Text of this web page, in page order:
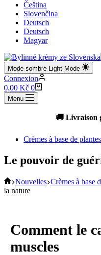
Čeština
Slovenčina
Deutsch
Deutsch
Magyar
Mode sombre Light Mode
Connexion
Panier
d’achat
0,00 Kč 0
Menu
🚚 Livraison gratuite
Crèmes à base de plantes
Le pouvoir de
Accueil
Nouvelles Crèmes à base
la nature
Comment le
muscles